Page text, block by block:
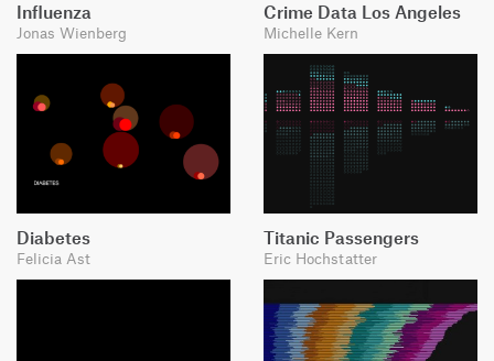
Influenza
Jonas Wienberg
Crime Data Los Angeles
Michelle Kern
Diabetes
Felicia Ast
Titanic Passengers
Eric Hochstatter